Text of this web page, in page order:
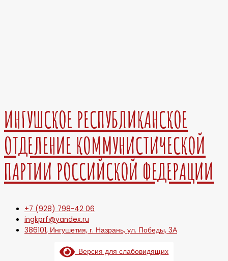
ИНГУШСКОЕ РЕСПУБЛИКАНСКОЕ
ОТДЕЛЕНИЕ КОММУНИСТИЧЕСКОЙ
ПАРТИИ РОССИЙСКОЙ ФЕДЕРАЦИИ
+7 (928) 798-42 06
ingkprf@yandex.ru
386101, Ингушетия, г. Назрань, ул. Победы, 3А
Версия для слабовидящих